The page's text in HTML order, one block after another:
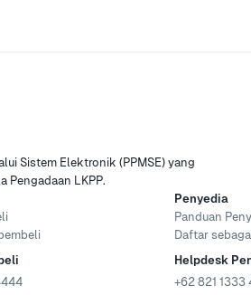
Sistem Elektronik (PPMSE) yang
Pengadaan LKPP.
Penyedia
Panduan
Daftar
Helpdesk
+62 821 1333